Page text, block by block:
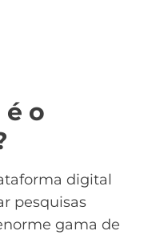
é o
digital
pesquisas
gama de